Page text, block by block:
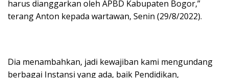
harus dianggarkan oleh APBD Kabupaten Bogor,”
terang Anton kepada wartawan, Senin (29/8/2022).
Dia menambahkan, jadi kewajiban kami mengundang
berbagai Instansi yang ada, baik Pendidikan,